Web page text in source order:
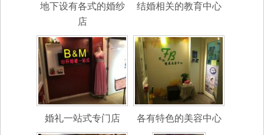
地下设有各式的婚纱
店
结婚相关的教育中心
婚礼一站式专门店 各有特色的美容中心